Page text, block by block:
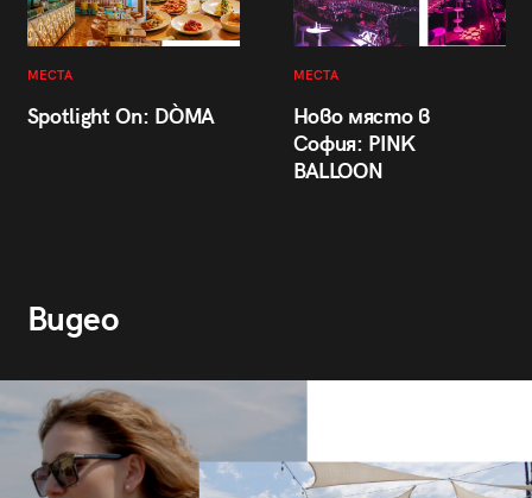
МЕСТА
Spotlight On: DÒMA
МЕСТА
Ново място в
София: PINK
BALLOON
Видео